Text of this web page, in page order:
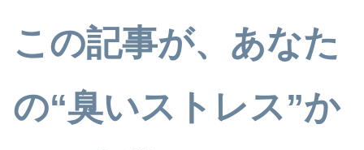
この記事が、あなた
の“臭いストレス”か